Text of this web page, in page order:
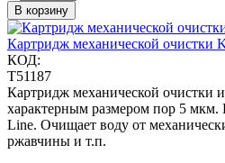
В корзину
Картридж механической очистки
КОД:
T51187
Картридж механической очистки
характерным размером пор 5
Line. Очищает воду от
ржавчины и т.п.